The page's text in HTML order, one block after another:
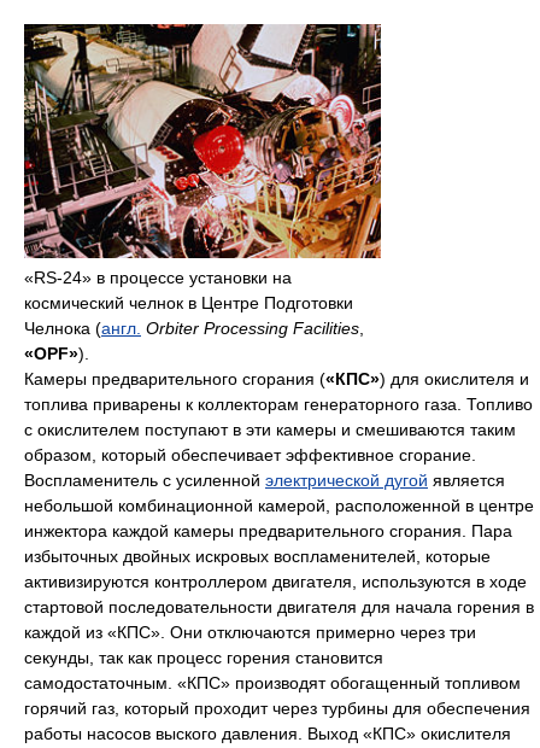
«RS-24» в процессе установки на
космический челнок в Центре Подготовки
Челнока (англ. Orbiter Processing Facilities
«OPF»).
Камеры предварительного сгорания («КПС») для окислителя и
топлива приварены к коллекторам генераторного газа. Топливо
с окислителем поступают в эти камеры и смешиваются таким
образом, который обеспечивает эффективное сгорание.
Воспламенитель с усиленной электрической дугой является
небольшой комбинационной камерой, расположенной в центре
инжектора каждой камеры предварительного сгорания. Пара
избыточных двойных искровых воспламенителей, которые
активизируются контроллером двигателя, используются в ходе
стартовой последовательности двигателя для начала горения в
каждой из «КПС». Они отключаются примерно через три
секунды, так как процесс горения становится
самодостаточным. «КПС» производят обогащенный топливом
горячий газ, который проходит через турбины для обеспечения
работы насосов выского давления. Выход «КПС» окислителя